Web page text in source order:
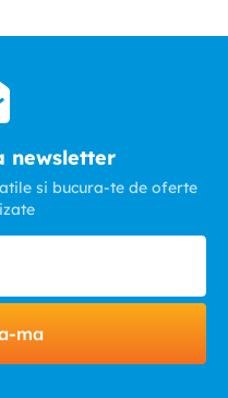
newsletter
si bucura-te de oferte
ma